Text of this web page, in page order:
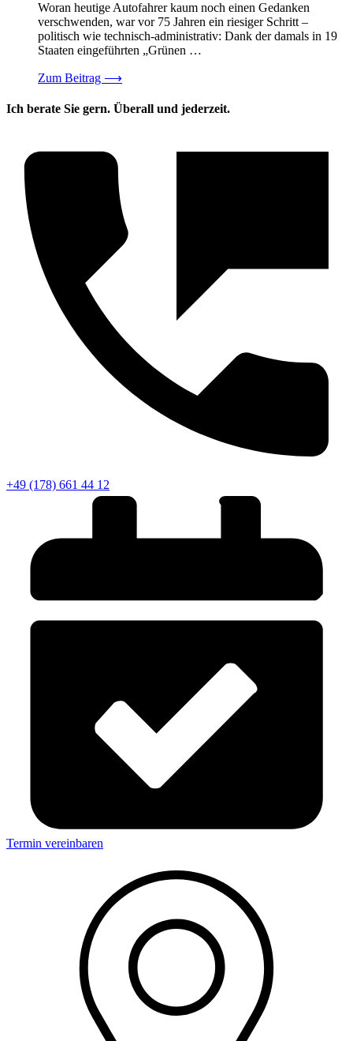
Woran heutige Autofahrer kaum noch einen Gedanken
verschwenden, war vor 75 Jahren ein riesiger Schritt –
politisch wie technisch-administrativ: Dank der damals in 19
Staaten eingeführten „Grünen …
Zum Beitrag ⟶
Ich berate Sie gern. Überall und jederzeit.
+49 (178) 661 44 12
Termin vereinbaren